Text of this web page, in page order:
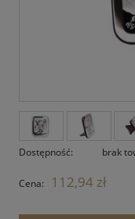
Dostępność: brak
Cena: 112,94 zł